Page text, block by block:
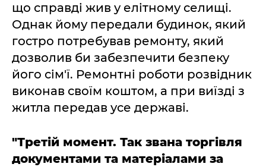
що справді жив у елітному селищі.
Однак йому передали будинок, який
гостро потребував ремонту, який
дозволив би забезпечити безпеку
його сім'ї. Ремонтні роботи розвідник
виконав своїм коштом, а при виїзді з
житла передав усе державі.
"Третій момент. Так звана торгівля
документами та матеріалами за